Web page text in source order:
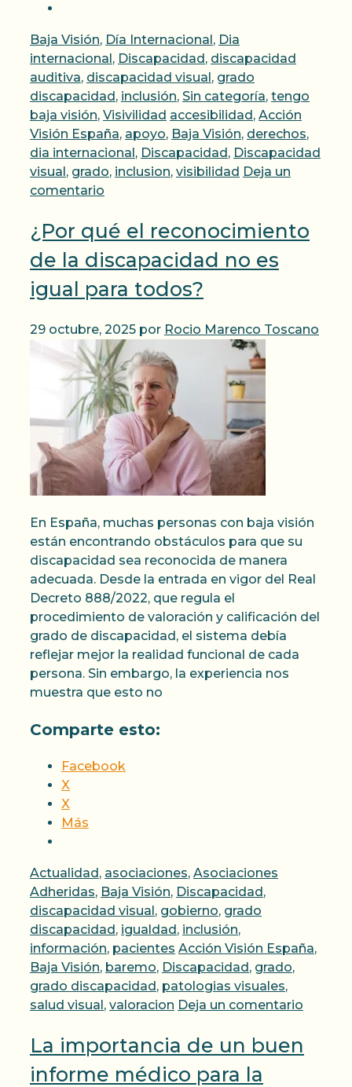
Categorías
Baja Visión, Día Internacional , Dia
internacional , Discapacidad , discapacidad
auditiva, discapacidad visual , grado
discapacidad , inclusión, Sin categoría, tengo
baja visión, Visivilidad Etiquetas
accesibilidad , Acción
Visión España, apoyo, Baja Visión, derechos,
dia internacional , Discapacidad , Discapacidad
visual , grado, inclusion, visibilidad Deja un
comentario
¿Por qué el reconocimiento
de la discapacidad no es
igual para todos?
29 octubre, 2025 por Rocio Marenco Toscano
En España, muchas personas con baja visión
están encontrando obstáculos para que su
discapacidad sea reconocida de manera
adecuada. Desde la entrada en vigor del Real
Decreto 888/2022, que regula el
procedimiento de valoración y calificación del
grado de discapacidad, el sistema debía
reflejar mejor la realidad funcional de cada
persona. Sin embargo, la experiencia nos
muestra que esto no
Comparte esto:
Facebook
X
X
Más
Categorías
Actualidad, asociaciones, Asociaciones
Adheridas, Baja Visión, Discapacidad,
discapacidad visual, gobierno, grado
discapacidad, igualdad, inclusión,
información, pacientes Etiquetas
Acción Visión España,
Baja Visión, baremo, Discapacidad, grado,
grado discapacidad, patologias visuales,
salud visual, valoracion Deja un comentario
La importancia de un buen
informe médico para la